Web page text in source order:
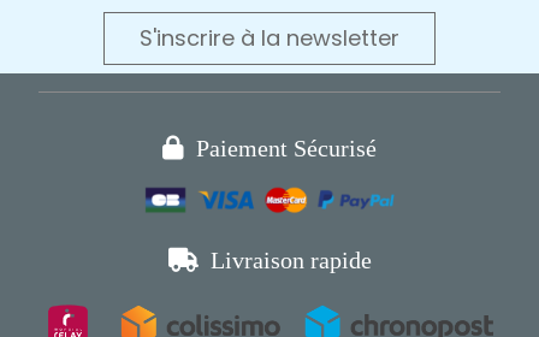
S'inscrire à la newsletter
 Paiement Sécurisé
 Livraison rapide